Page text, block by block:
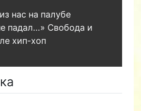
нас на палубе
падал…» Свобода и
хип-хоп